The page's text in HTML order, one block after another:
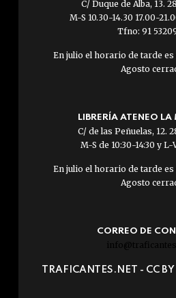
C/ Duque de Alba, 13.
M-S 10.30-14.30 17.00-
Tfno: 91
En julio el horario de tarde es
Agosto
LIBRERÍA ATENEO
C/ de las Peñuelas, 12.
M-S de 10:30-14:30 y L-
En julio el horario de tarde es
Agosto
CORREO DE
TRAFICANTES.NET - CC